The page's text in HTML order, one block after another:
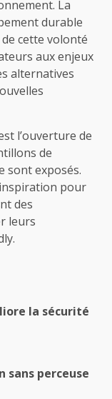
La
durable
cette volonté
aux enjeux
alternatives
l’ouverture de
de
sont exposés.
pour
des
leurs
la sécurité
sans perceuse